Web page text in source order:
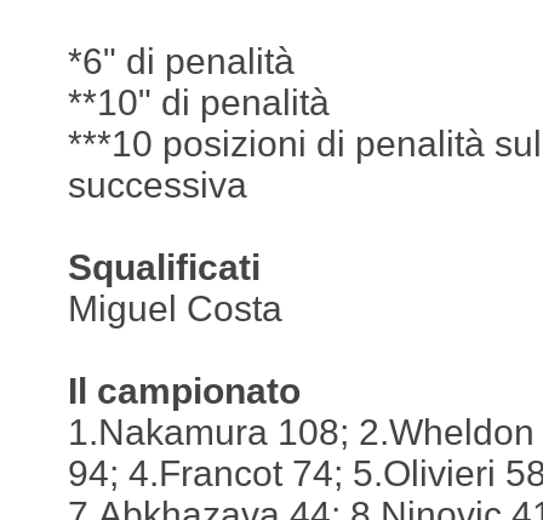
*6" di penalità
**10" di penalità
***10 posizioni di penalità
successiva
Squalificati
Miguel Costa
Il campionato
1.Nakamura 108;
94; 4.Francot 74; 5.Olivieri